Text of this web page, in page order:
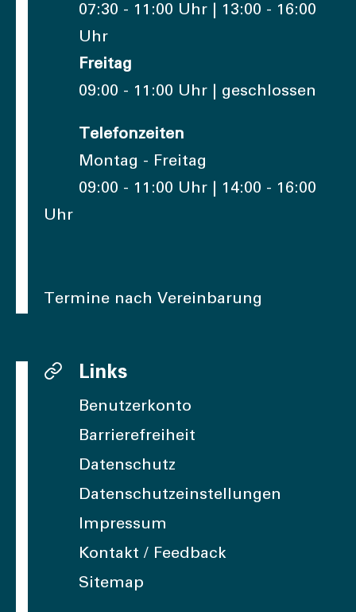
07:30 - 11:00 Uhr | 13:00 - 16:00
Uhr
Freitag
09:00 - 11:00 Uhr | geschlossen
Telefonzeiten
Montag - Freitag
09:00 - 11:00 Uhr | 14:00 - 16:00
Uhr
Termine nach Vereinbarung
Links
Benutzerkonto
Barrierefreiheit
Datenschutz
Datenschutzeinstellungen
Impressum
Kontakt / Feedback
Sitemap